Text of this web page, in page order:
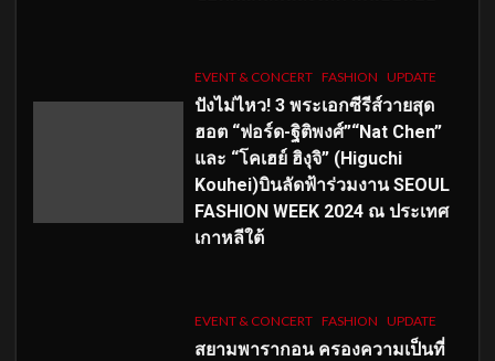
EVENT & CONCERT FASHION UPDATE
ปังไม่ไหว! 3 พระเอกซีรีส์วายสุด
ฮอต “ฟอร์ด-ฐิติพงศ์”“Nat Chen”
และ “โคเฮย์ ฮิงุจิ” (Higuchi
Kouhei)บินลัดฟ้าร่วมงาน SEOUL
FASHION WEEK 2024 ณ ประเทศ
เกาหลีใต้
EVENT & CONCERT FASHION UPDATE
สยามพารากอน ครองความเป็นที่